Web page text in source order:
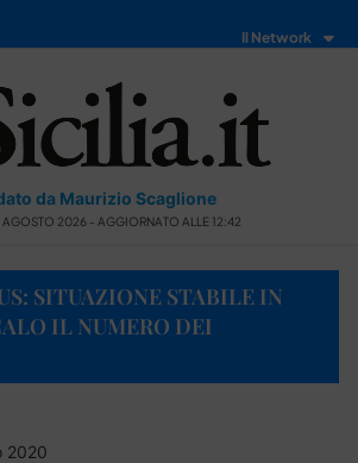
Il Network
da Maurizio Scaglione
AGOSTO 2026 - AGGIORNATO ALLE 12:42
SITUAZIONE STABILE IN
IL NUMERO DEI
2020